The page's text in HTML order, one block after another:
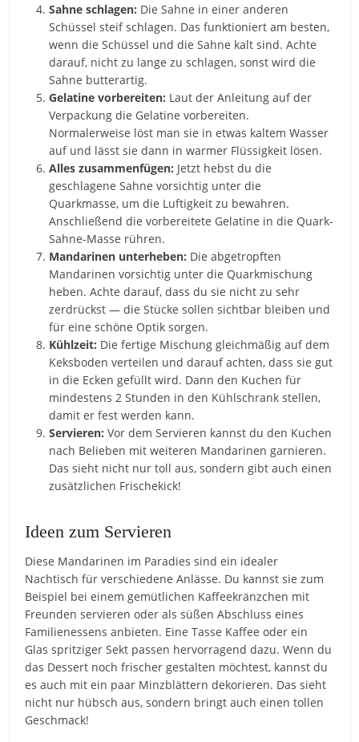
Sahne schlagen: Die Sahne in einer anderen
Schüssel steif schlagen. Das funktioniert am besten,
wenn die Schüssel und die Sahne kalt sind. Achte
darauf, nicht zu lange zu schlagen, sonst wird die
Sahne butterartig.
Gelatine vorbereiten: Laut der Anleitung auf der
Verpackung die Gelatine vorbereiten.
Normalerweise löst man sie in etwas kaltem Wasser
auf und lässt sie dann in warmer Flüssigkeit lösen.
Alles zusammenfügen: Jetzt hebst du die
geschlagene Sahne vorsichtig unter die
Quarkmasse, um die Luftigkeit zu bewahren.
Anschließend die vorbereitete Gelatine in die Quark-
Sahne-Masse rühren.
Mandarinen unterheben: Die abgetropften
Mandarinen vorsichtig unter die Quarkmischung
heben. Achte darauf, dass du sie nicht zu sehr
zerdrückst — die Stücke sollen sichtbar bleiben und
für eine schöne Optik sorgen.
Kühlzeit: Die fertige Mischung gleichmäßig auf dem
Keksboden verteilen und darauf achten, dass sie gut
in die Ecken gefüllt wird. Dann den Kuchen für
mindestens 2 Stunden in den Kühlschrank stellen,
damit er fest werden kann.
Servieren: Vor dem Servieren kannst du den Kuchen
nach Belieben mit weiteren Mandarinen garnieren.
Das sieht nicht nur toll aus, sondern gibt auch einen
zusätzlichen Frischekick!
Ideen zum Servieren
Diese Mandarinen im Paradies sind ein idealer
Nachtisch für verschiedene Anlässe. Du kannst sie zum
Beispiel bei einem gemütlichen Kaffeekränzchen mit
Freunden servieren oder als süßen Abschluss eines
Familienessens anbieten. Eine Tasse Kaffee oder ein
Glas spritziger Sekt passen hervorragend dazu. Wenn du
das Dessert noch frischer gestalten möchtest, kannst du
es auch mit ein paar Minzblättern dekorieren. Das sieht
nicht nur hübsch aus, sondern bringt auch einen tollen
Geschmack!